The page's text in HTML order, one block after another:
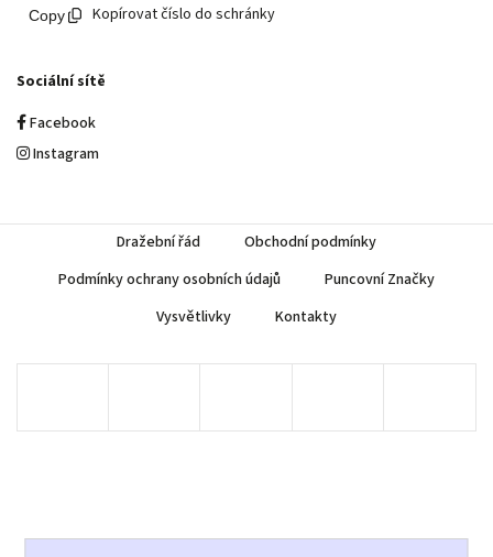
Kopírovat číslo do schránky
Sociální sítě
Facebook
Instagram
Dražební řád
Obchodní podmínky
Podmínky ochrany osobních údajů
Puncovní Značky
Vysvětlivky
Kontakty